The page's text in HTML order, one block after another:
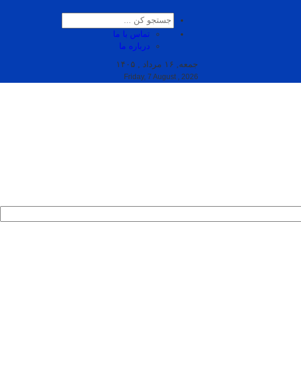
تماس با ما
درباره ما
جمعه, ۱۶ مرداد , ۱۴۰۵
Friday, 7 August , 2026